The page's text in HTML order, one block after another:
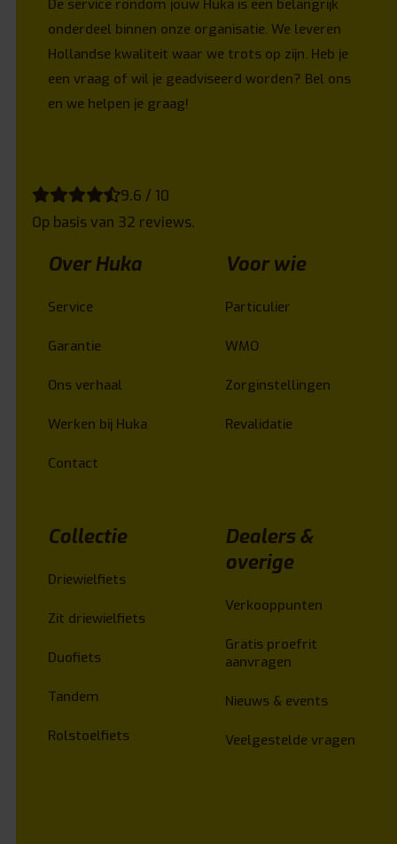
De service rondom jouw Huka is een belangrijk
onderdeel binnen onze organisatie. We leveren
Hollandse kwaliteit waar we trots op zijn. Heb je
een vraag of wil je geadviseerd worden? Bel ons
en we helpen je graag!
9.6 / 10
Op basis van 32 reviews.
Over Huka
Service
Garantie
Ons verhaal
Werken bij Huka
Contact
Voor wie
Particulier
WMO
Zorginstellingen
Revalidatie
Collectie
Driewielfiets
Zit driewielfiets
Duofiets
Tandem
Rolstoelfiets
Dealers &
overige
Verkooppunten
Gratis proefrit
aanvragen
Nieuws & events
Veelgestelde vragen